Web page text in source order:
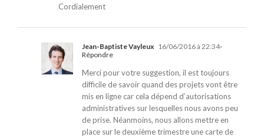
Cordialement
Jean-Baptiste Vayleux 16/06/2016 à 22:34-
Répondre
Merci pour votre suggestion, il est toujours
difficile de savoir quand des projets vont être
mis en ligne car cela dépend d’autorisations
administratives sur lesquelles nous avons peu
de prise. Néanmoins, nous allons mettre en
place sur le deuxième trimestre une carte de